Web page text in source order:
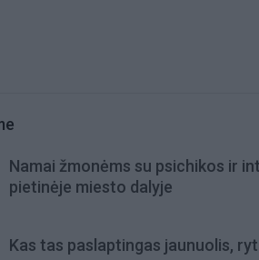
Namai žmonėms su psichikos ir
pietinėje miesto dalyje
Kas tas paslaptingas jaunuolis,